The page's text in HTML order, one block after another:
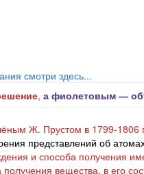
смотри здесь...
,а фиолетовым ―
Ж. Прустом в 1799-1806
представлений об
и способа получения
вещества, в его